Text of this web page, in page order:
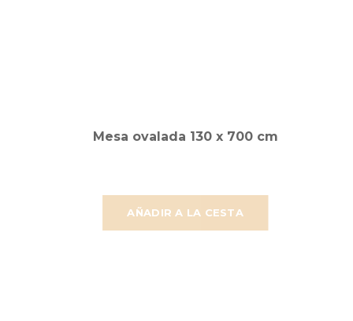
AÑADIR A LA CESTA
Mesa ovalada 130 x 700 cm